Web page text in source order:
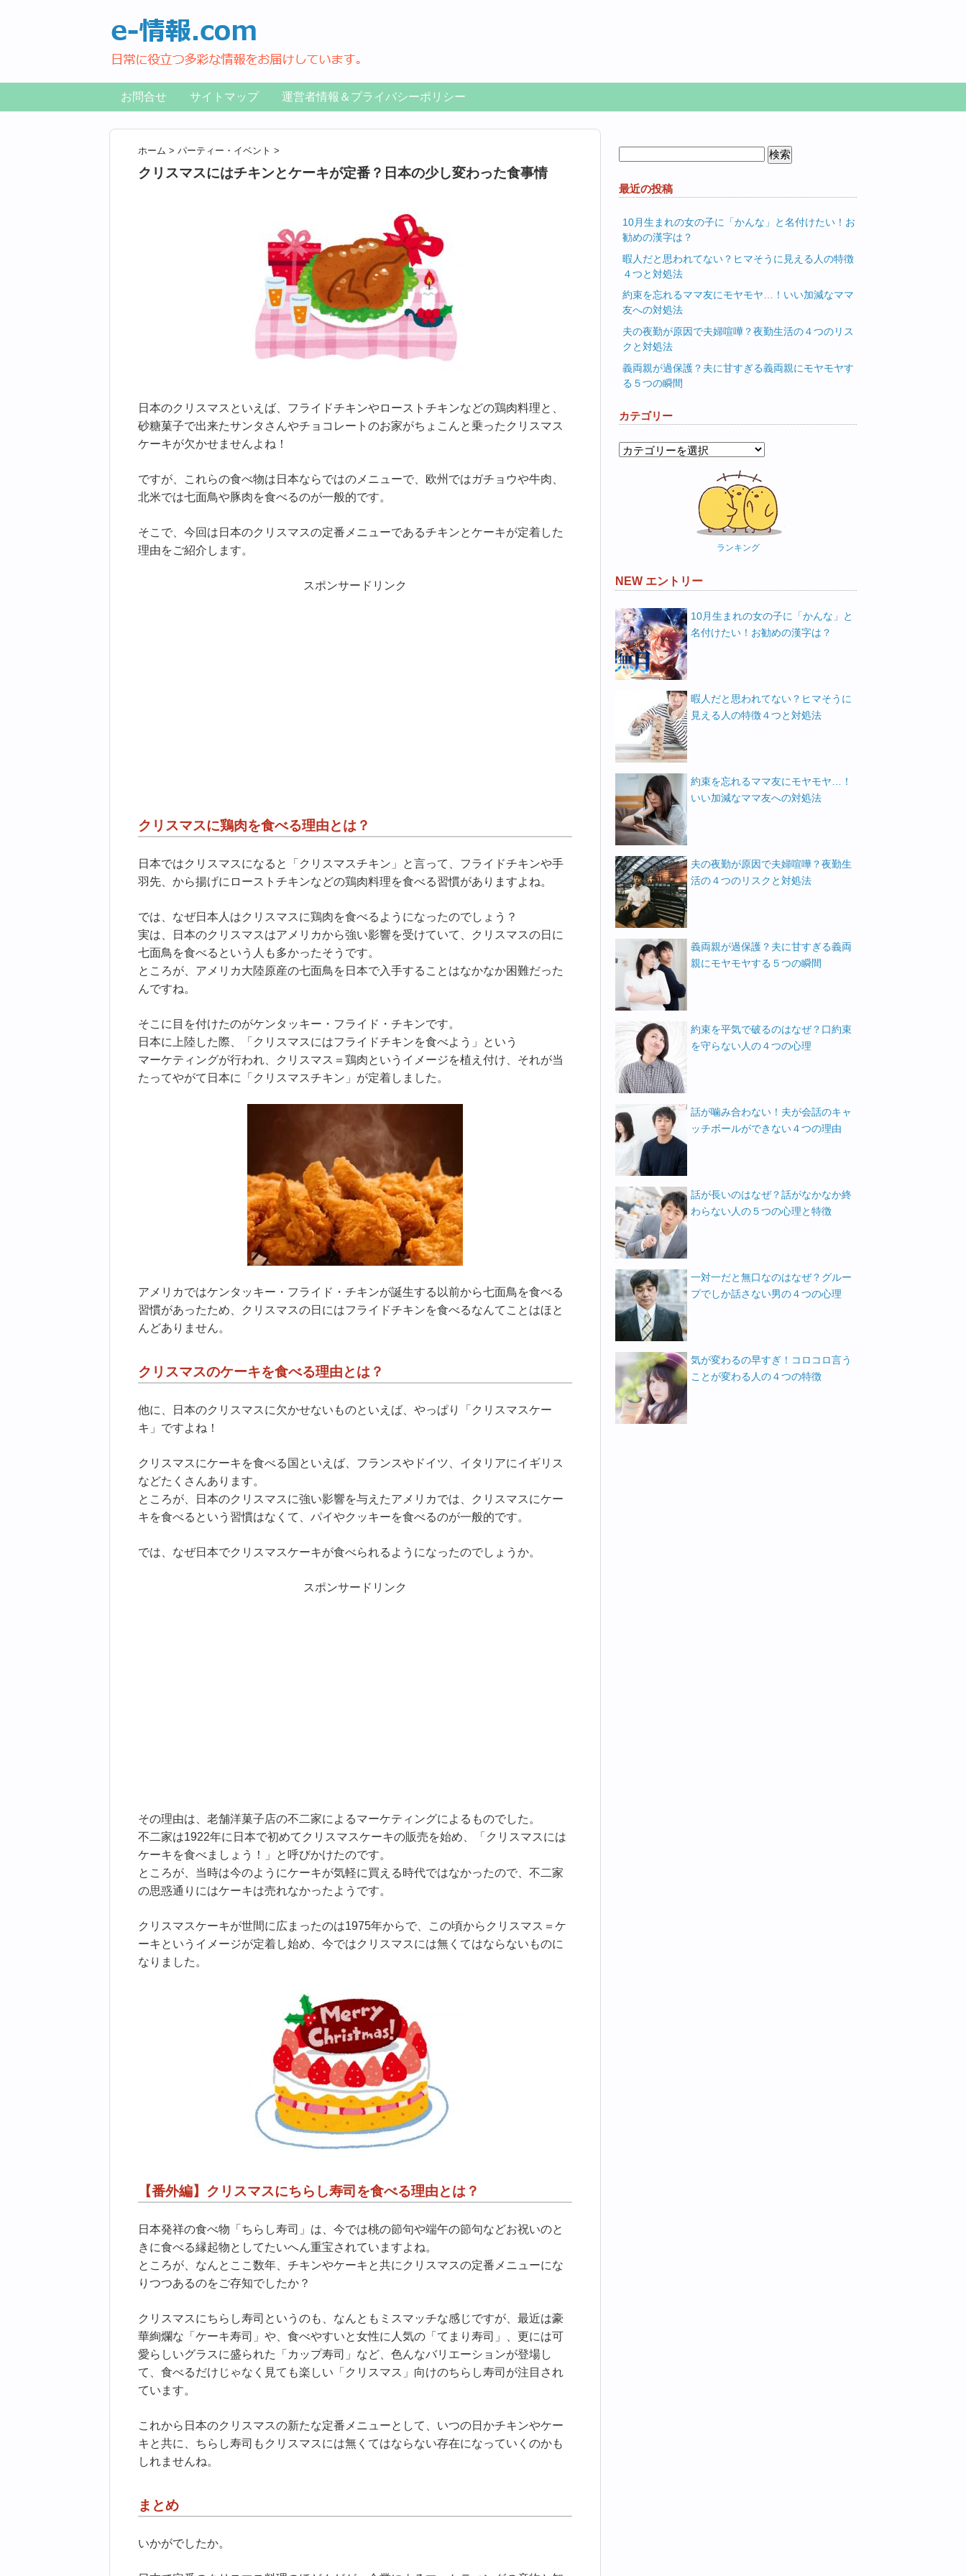
お問合せ サイトマップ 運営者情報＆プライバシーポリシー
ホーム > パーティー・イベント >
クリスマスにはチキンとケーキが定番？日本の少し変わった食事情
日本のクリスマスといえば、フライドチキンやローストチキンなどの鶏肉料理と、
砂糖菓子で出来たサンタさんやチョコレートのお家がちょこんと乗ったクリスマス
ケーキが欠かせませんよね！
ですが、これらの食べ物は日本ならではのメニューで、欧州ではガチョウや牛肉、
北米では七面鳥や豚肉を食べるのが一般的です。
そこで、今回は日本のクリスマスの定番メニューであるチキンとケーキが定着した
理由をご紹介します。
スポンサードリンク
クリスマスに鶏肉を食べる理由とは？
日本ではクリスマスになると「クリスマスチキン」と言って、フライドチキンや手
羽先、から揚げにローストチキンなどの鶏肉料理を食べる習慣がありますよね。
では、なぜ日本人はクリスマスに鶏肉を食べるようになったのでしょう？
実は、日本のクリスマスはアメリカから強い影響を受けていて、クリスマスの日に
七面鳥を食べるという人も多かったそうです。
ところが、アメリカ大陸原産の七面鳥を日本で入手することはなかなか困難だった
んですね。
そこに目を付けたのがケンタッキー・フライド・チキンです。
日本に上陸した際、「クリスマスにはフライドチキンを食べよう」という
マーケティングが行われ、クリスマス＝鶏肉というイメージを植え付け、それが当
たってやがて日本に「クリスマスチキン」が定着しました。
アメリカではケンタッキー・フライド・チキンが誕生する以前から七面鳥を食べる
習慣があったため、クリスマスの日にはフライドチキンを食べるなんてことはほと
んどありません。
クリスマスのケーキを食べる理由とは？
他に、日本のクリスマスに欠かせないものといえば、やっぱり「クリスマスケー
キ」ですよね！
クリスマスにケーキを食べる国といえば、フランスやドイツ、イタリアにイギリス
などたくさんあります。
ところが、日本のクリスマスに強い影響を与えたアメリカでは、クリスマスにケー
キを食べるという習慣はなくて、パイやクッキーを食べるのが一般的です。
では、なぜ日本でクリスマスケーキが食べられるようになったのでしょうか。
スポンサードリンク
その理由は、老舗洋菓子店の不二家によるマーケティングによるものでした。
不二家は1922年に日本で初めてクリスマスケーキの販売を始め、「クリスマスには
ケーキを食べましょう！」と呼びかけたのです。
ところが、当時は今のようにケーキが気軽に買える時代ではなかったので、不二家
の思惑通りにはケーキは売れなかったようです。
クリスマスケーキが世間に広まったのは1975年からで、この頃からクリスマス＝ケ
ーキというイメージが定着し始め、今ではクリスマスには無くてはならないものに
なりました。
【番外編】クリスマスにちらし寿司を食べる理由とは？
日本発祥の食べ物「ちらし寿司」は、今では桃の節句や端午の節句などお祝いのと
きに食べる縁起物としてたいへん重宝されていますよね。
ところが、なんとここ数年、チキンやケーキと共にクリスマスの定番メニューにな
りつつあるのをご存知でしたか？
クリスマスにちらし寿司というのも、なんともミスマッチな感じですが、最近は豪
華絢爛な「ケーキ寿司」や、食べやすいと女性に人気の「てまり寿司」、更には可
愛らしいグラスに盛られた「カップ寿司」など、色んなバリエーションが登場し
て、食べるだけじゃなく見ても楽しい「クリスマス」向けのちらし寿司が注目され
ています。
これから日本のクリスマスの新たな定番メニューとして、いつの日かチキンやケー
キと共に、ちらし寿司もクリスマスには無くてはならない存在になっていくのかも
しれませんね。
まとめ
いかがでしたか。
最近の投稿
10月生まれの女の子に「かんな」と名付けたい！お
勧めの漢字は？
暇人だと思われてない？ヒマそうに見える人の特徴
４つと対処法
約束を忘れるママ友にモヤモヤ…！いい加減なママ
友への対処法
夫の夜勤が原因で夫婦喧嘩？夜勤生活の４つのリス
クと対処法
義両親が過保護？夫に甘すぎる義両親にモヤモヤす
る５つの瞬間
カテゴリー
カ
ランキング
NEW エントリー
10月生まれの女の子に「かんな」と
名付けたい！お勧めの漢字は？
暇人だと思われてない？ヒマそうに
見える人の特徴４つと対処法
約束を忘れるママ友にモヤモヤ…！
いい加減なママ友への対処法
夫の夜勤が原因で夫婦喧嘩？夜勤生
活の４つのリスクと対処法
義両親が過保護？夫に甘すぎる義両
親にモヤモヤする５つの瞬間
約束を平気で破るのはなぜ？口約束
を守らない人の４つの心理
話が噛み合わない！夫が会話のキャ
ッチボールができない４つの理由
話が長いのはなぜ？話がなかなか終
わらない人の５つの心理と特徴
一対一だと無口なのはなぜ？グルー
プでしか話さない男の４つの心理
気が変わるの早すぎ！コロコロ言う
ことが変わる人の４つの特徴